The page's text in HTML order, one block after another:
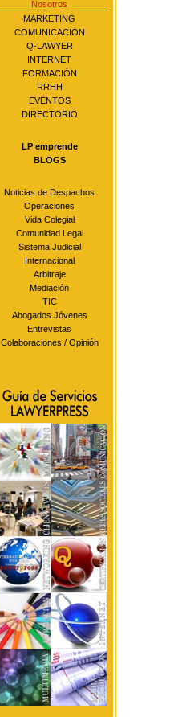
Nosotros
MARKETING
COMUNICACIÓN
Q-LAWYER
INTERNET
FORMACIÓN
RRHH
EVENTOS
DIRECTORIO
LP emprende
BLOGS
Noticias de Despachos
Operaciones
Vida Colegial
Comunidad Legal
Sistema Judicial
Internacional
Arbitraje
Mediación
TIC
Abogados Jóvenes
Entrevistas
Colaboraciones / Opinión